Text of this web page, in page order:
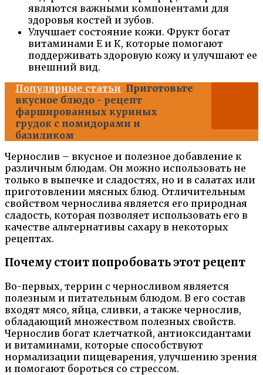
являются важными компонентами для
здоровья костей и зубов.
Улучшает состояние кожи. Фрукт богат
витаминами Е и К, которые помогают
поддерживать здоровую кожу и улучшают ее
внешний вид.
Популярные статьи Приготовьте
вкусное блюдо - рецепт
фаршированных куриных
грудок с помидорами и
базиликом
Чернослив – вкусное и полезное добавление к
различным блюдам. Он можно использовать не
только в выпечке и сладостях, но и в салатах или
приготовлении мясных блюд. Отличительным
свойством чернослива является его природная
сладость, которая позволяет использовать его в
качестве альтернативы сахару в некоторых
рецептах.
Почему стоит попробовать этот рецепт
Во-первых, террин с черносливом является
полезным и питательным блюдом. В его состав
входят мясо, яйца, сливки, а также чернослив,
обладающий множеством полезных свойств.
Чернослив богат клетчаткой, антиоксидантами
и витаминами, которые способствуют
нормализации пищеварения, улучшению зрения
и помогают бороться со стрессом.